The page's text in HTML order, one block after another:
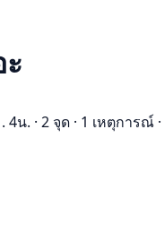
4น. · 2 จุด · 1 เหตุการณ์ ·